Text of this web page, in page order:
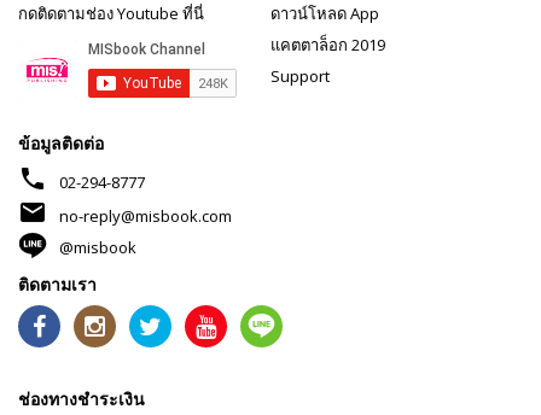
กดติดตามช่อง Youtube ที่นี่
ดาวน์โหลด App
แคตตาล็อก 2019
Support
ข้อมูลติดต่อ
phone 02-294-8777
mail
no-reply@misbook.com
@misbook
ติดตามเรา
ช่องทางชำระเงิน